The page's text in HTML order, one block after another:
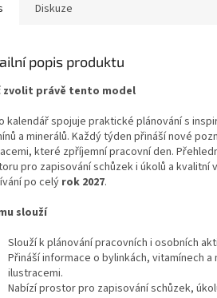
Diskuze
popis produktu
zvolit právě tento model
kalendář spojuje praktické plánování s
a minerálů. Každý týden přináší nové
které zpříjemní pracovní den.
pro zapisování schůzek i úkolů a kvalitní
po celý rok 2027.
slouží
Slouží k plánování pracovních i osobních
Přináší informace o bylinkách, vitamínech
ilustracemi.
Nabízí prostor pro zapisování schůzek,